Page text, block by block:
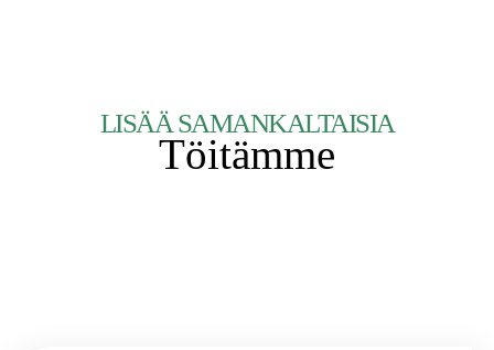
LISÄÄ SAMANKALTAISIA
Töitämme